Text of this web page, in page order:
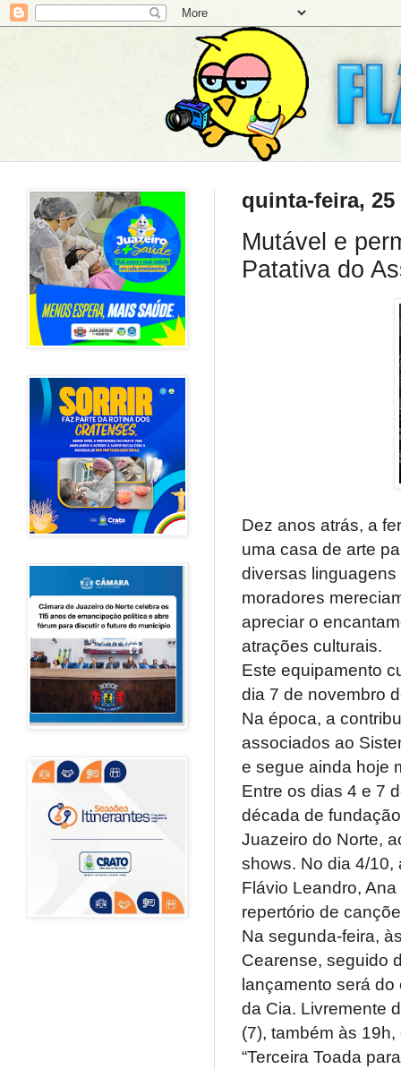
quinta-feira,
Mutável e
Patativa do
Dez anos atrás, a
uma casa de arte
diversas
moradores
apreciar o
atrações culturais.
Este equipamento
dia 7 de novembro
Na época, a
associados ao
e segue ainda hoje
Entre os dias 4 e 7
década de
Juazeiro do Norte,
shows. No dia 4/10,
Flávio Leandro,
repertório de
Na segunda-feira,
Cearense, seguido
lançamento será
da Cia. Livremente
(7), também às
“Terceira Toada